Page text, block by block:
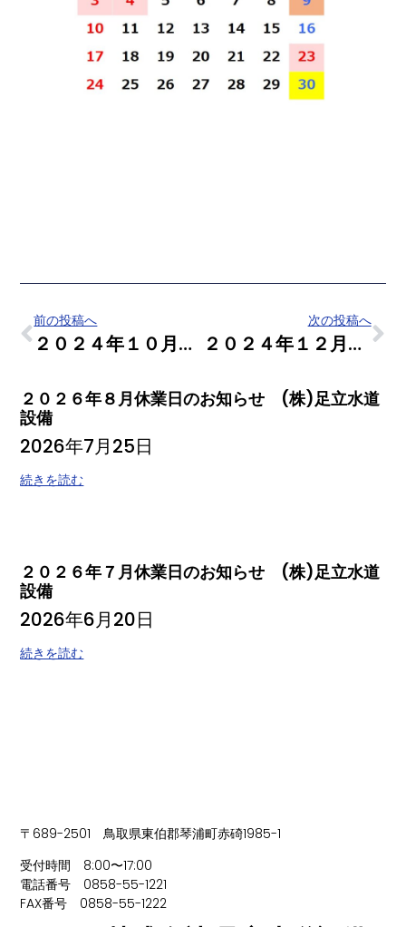
前の投稿へ
２０２４年１０月休業日のお知らせ （株）足立水道設備
次の投稿へ
２０２４年１２月休業日のお知らせ （株）足立水道設備
２０２６年８月休業日のお知らせ (株)足立水道
設備
2026年7月25日
続きを読む
２０２６年７月休業日のお知らせ (株)足立水道
設備
2026年6月20日
続きを読む
〒689-2501 鳥取県東伯郡琴浦町赤碕1985-1
受付時間 8:00〜17:00
電話番号 0858-55-1221
FAX番号 0858-55-1222